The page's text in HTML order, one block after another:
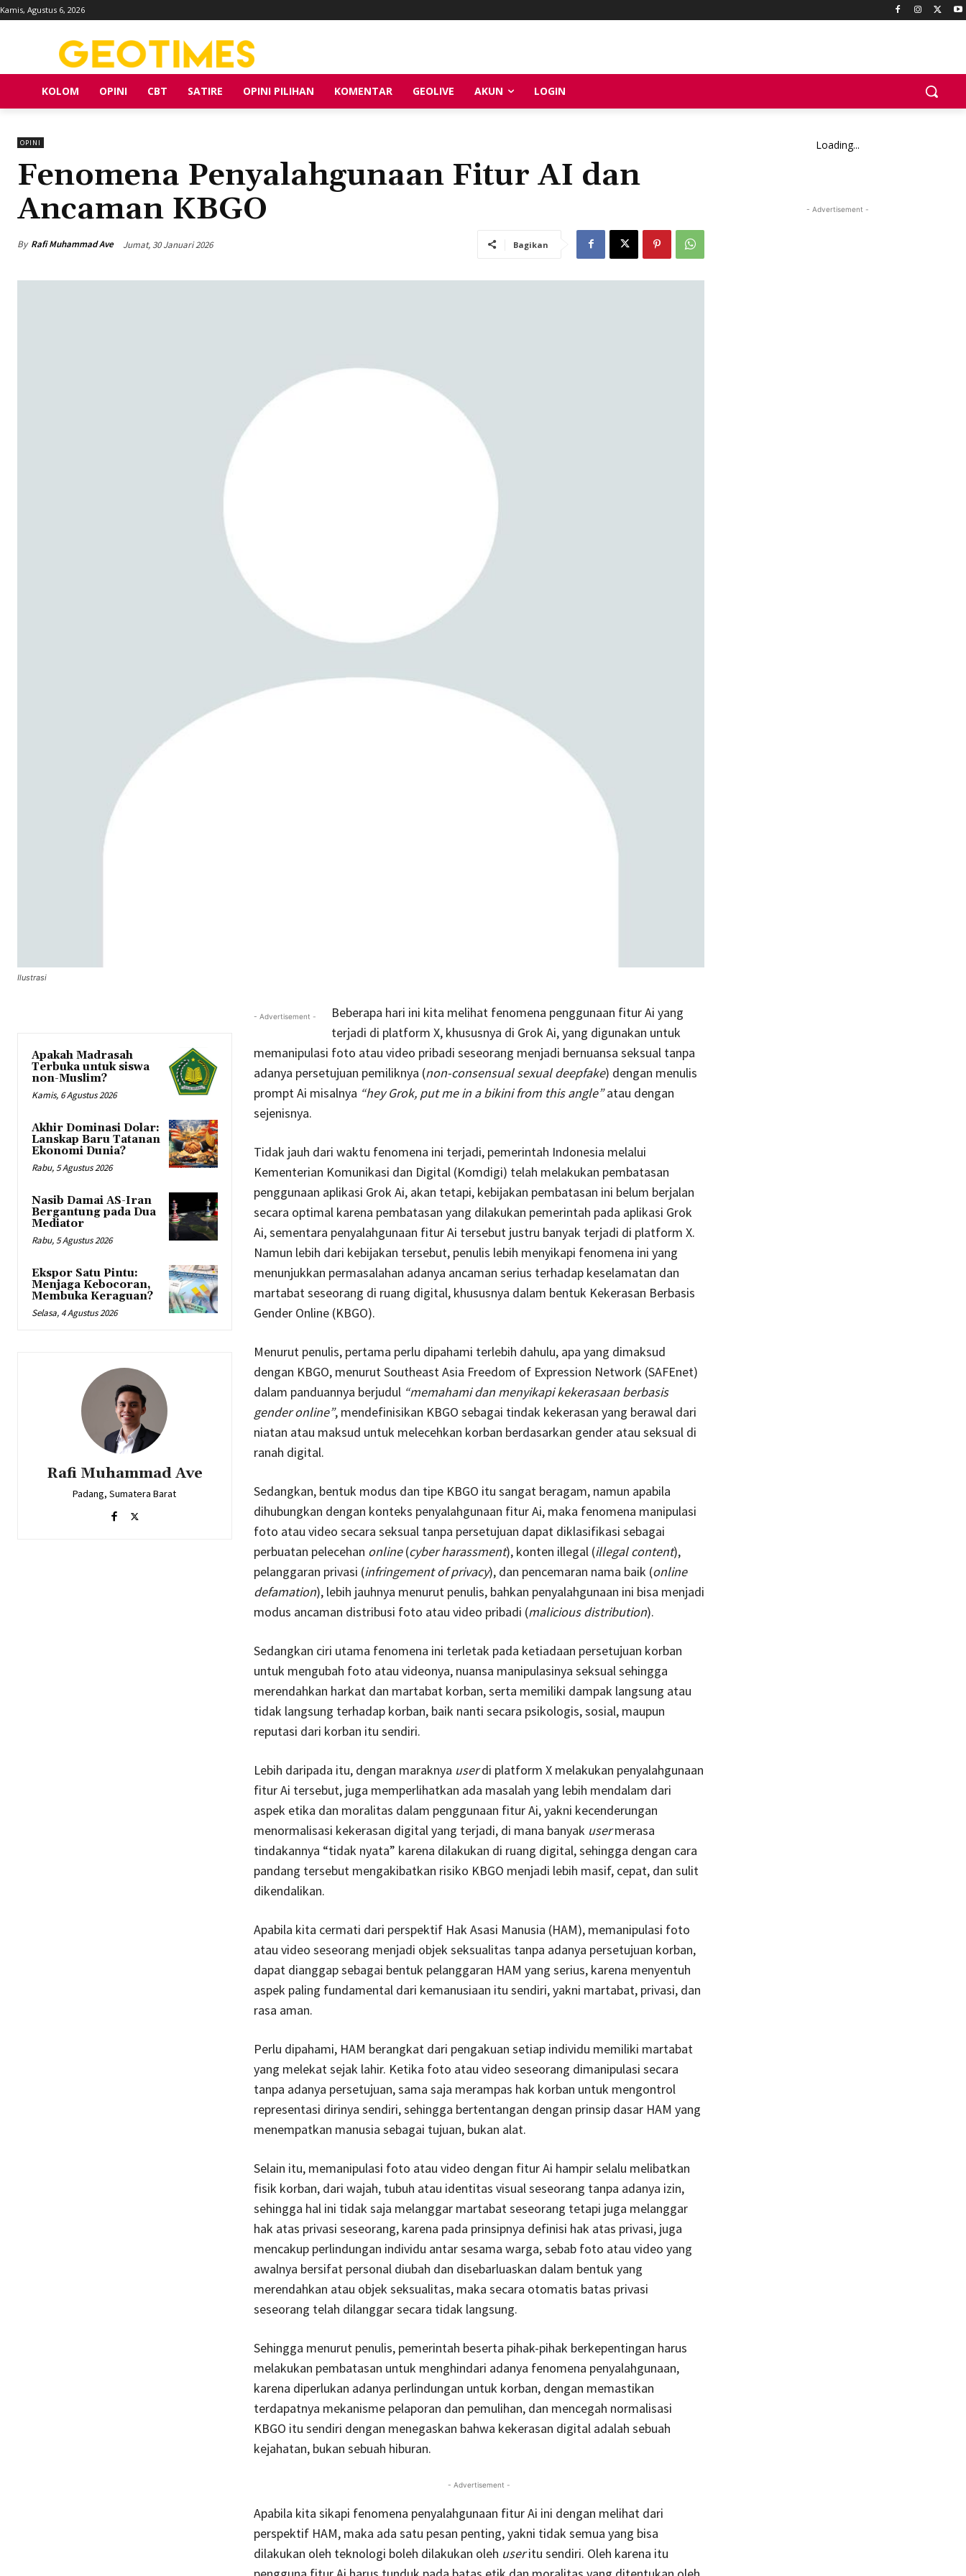
Kamis, Agustus 6, 2026
KOLOM OPINI CBT SATIRE OPINI PILIHAN KOMENTAR GEOLIVE AKUN LOGIN
OPINI
Fenomena Penyalahgunaan Fitur AI dan
Ancaman KBGO
By Rafi Muhammad Ave Jumat, 30 Januari 2026 Bagikan
Ilustrasi
Apakah Madrasah
Terbuka untuk siswa
non-Muslim?
Kamis, 6 Agustus 2026
Akhir Dominasi Dolar:
Lanskap Baru Tatanan
Ekonomi Dunia?
Rabu, 5 Agustus 2026
Nasib Damai AS-Iran
Bergantung pada Dua
Mediator
Rabu, 5 Agustus 2026
Ekspor Satu Pintu:
Menjaga Kebocoran,
Membuka Keraguan?
Selasa, 4 Agustus 2026
Rafi Muhammad Ave
Padang, Sumatera Barat
- Advertisement -
Beberapa hari ini kita melihat fenomena penggunaan fitur Ai yang
terjadi di platform X, khususnya di Grok Ai, yang digunakan untuk
memanipulasi foto atau video pribadi seseorang menjadi bernuansa seksual tanpa
adanya persetujuan pemiliknya (non-consensual sexual deepfake) dengan menulis
prompt Ai misalnya “hey Grok, put me in a bikini from this angle”atau dengan
sejenisnya.
Tidak jauh dari waktu fenomena ini terjadi, pemerintah Indonesia melalui
Kementerian Komunikasi dan Digital (Komdigi) telah melakukan pembatasan
penggunaan aplikasi Grok Ai, akan tetapi, kebijakan pembatasan ini belum berjalan
secara optimal karena pembatasan yang dilakukan pemerintah pada aplikasi Grok
Ai, sementara penyalahgunaan fitur Ai tersebut justru banyak terjadi di platform X.
Namun lebih dari kebijakan tersebut, penulis lebih menyikapi fenomena ini yang
menunjukkan permasalahan adanya ancaman serius terhadap keselamatan dan
martabat seseorang di ruang digital, khususnya dalam bentuk Kekerasan Berbasis
Gender Online (KBGO).
Menurut penulis, pertama perlu dipahami terlebih dahulu, apa yang dimaksud
dengan KBGO, menurut Southeast Asia Freedom of Expression Network (SAFEnet)
dalam panduannya berjudul “memahami dan menyikapi kekerasaan berbasis
gender online”, mendefinisikan KBGO sebagai tindak kekerasan yang berawal dari
niatan atau maksud untuk melecehkan korban berdasarkan gender atau seksual di
ranah digital.
Sedangkan, bentuk modus dan tipe KBGO itu sangat beragam, namun apabila
dihubungkan dengan konteks penyalahgunaan fitur Ai, maka fenomena manipulasi
foto atau video secara seksual tanpa persetujuan dapat diklasifikasi sebagai
perbuatan pelecehan online(cyber harassment), konten illegal (illegal content),
pelanggaran privasi (infringement of privacy), dan pencemaran nama baik (online
defamation), lebih jauhnya menurut penulis, bahkan penyalahgunaan ini bisa menjadi
modus ancaman distribusi foto atau video pribadi (malicious distribution).
Sedangkan ciri utama fenomena ini terletak pada ketiadaan persetujuan korban
untuk mengubah foto atau videonya, nuansa manipulasinya seksual sehingga
merendahkan harkat dan martabat korban, serta memiliki dampak langsung atau
tidak langsung terhadap korban, baik nanti secara psikologis, sosial, maupun
reputasi dari korban itu sendiri.
Lebih daripada itu, dengan maraknya userdi platform X melakukan penyalahgunaan
fitur Ai tersebut, juga memperlihatkan ada masalah yang lebih mendalam dari
aspek etika dan moralitas dalam penggunaan fitur Ai, yakni kecenderungan
menormalisasi kekerasan digital yang terjadi, di mana banyak usermerasa
tindakannya “tidak nyata” karena dilakukan di ruang digital, sehingga dengan cara
pandang tersebut mengakibatkan risiko KBGO menjadi lebih masif, cepat, dan sulit
dikendalikan.
Apabila kita cermati dari perspektif Hak Asasi Manusia (HAM), memanipulasi foto
atau video seseorang menjadi objek seksualitas tanpa adanya persetujuan korban,
dapat dianggap sebagai bentuk pelanggaran HAM yang serius, karena menyentuh
aspek paling fundamental dari kemanusiaan itu sendiri, yakni martabat, privasi, dan
rasa aman.
Perlu dipahami, HAM berangkat dari pengakuan setiap individu memiliki martabat
yang melekat sejak lahir. Ketika foto atau video seseorang dimanipulasi secara
tanpa adanya persetujuan, sama saja merampas hak korban untuk mengontrol
representasi dirinya sendiri, sehingga bertentangan dengan prinsip dasar HAM yang
menempatkan manusia sebagai tujuan, bukan alat.
Selain itu, memanipulasi foto atau video dengan fitur Ai hampir selalu melibatkan
fisik korban, dari wajah, tubuh atau identitas visual seseorang tanpa adanya izin,
sehingga hal ini tidak saja melanggar martabat seseorang tetapi juga melanggar
hak atas privasi seseorang, karena pada prinsipnya definisi hak atas privasi, juga
mencakup perlindungan individu antar sesama warga, sebab foto atau video yang
awalnya bersifat personal diubah dan disebarluaskan dalam bentuk yang
merendahkan atau objek seksualitas, maka secara otomatis batas privasi
seseorang telah dilanggar secara tidak langsung.
Sehingga menurut penulis, pemerintah beserta pihak-pihak berkepentingan harus
melakukan pembatasan untuk menghindari adanya fenomena penyalahgunaan,
karena diperlukan adanya perlindungan untuk korban, dengan memastikan
terdapatnya mekanisme pelaporan dan pemulihan, dan mencegah normalisasi
KBGO itu sendiri dengan menegaskan bahwa kekerasan digital adalah sebuah
kejahatan, bukan sebuah hiburan.
- Advertisement -
Apabila kita sikapi fenomena penyalahgunaan fitur Ai ini dengan melihat dari
perspektif HAM, maka ada satu pesan penting, yakni tidak semua yang bisa
dilakukan oleh teknologi boleh dilakukan oleh useritu sendiri. Oleh karena itu
Loading...
- Advertisement -